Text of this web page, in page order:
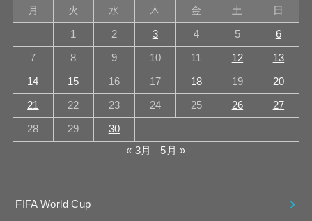
月
火 水 木 金 土 日
1 2 3 4 5 6
7 8 9 10 11 12 13
14 15 16 17 18 19 20
21 22 23 24 25 26 27
28 29
30
« 3月
5月 »
FIFA World Cup